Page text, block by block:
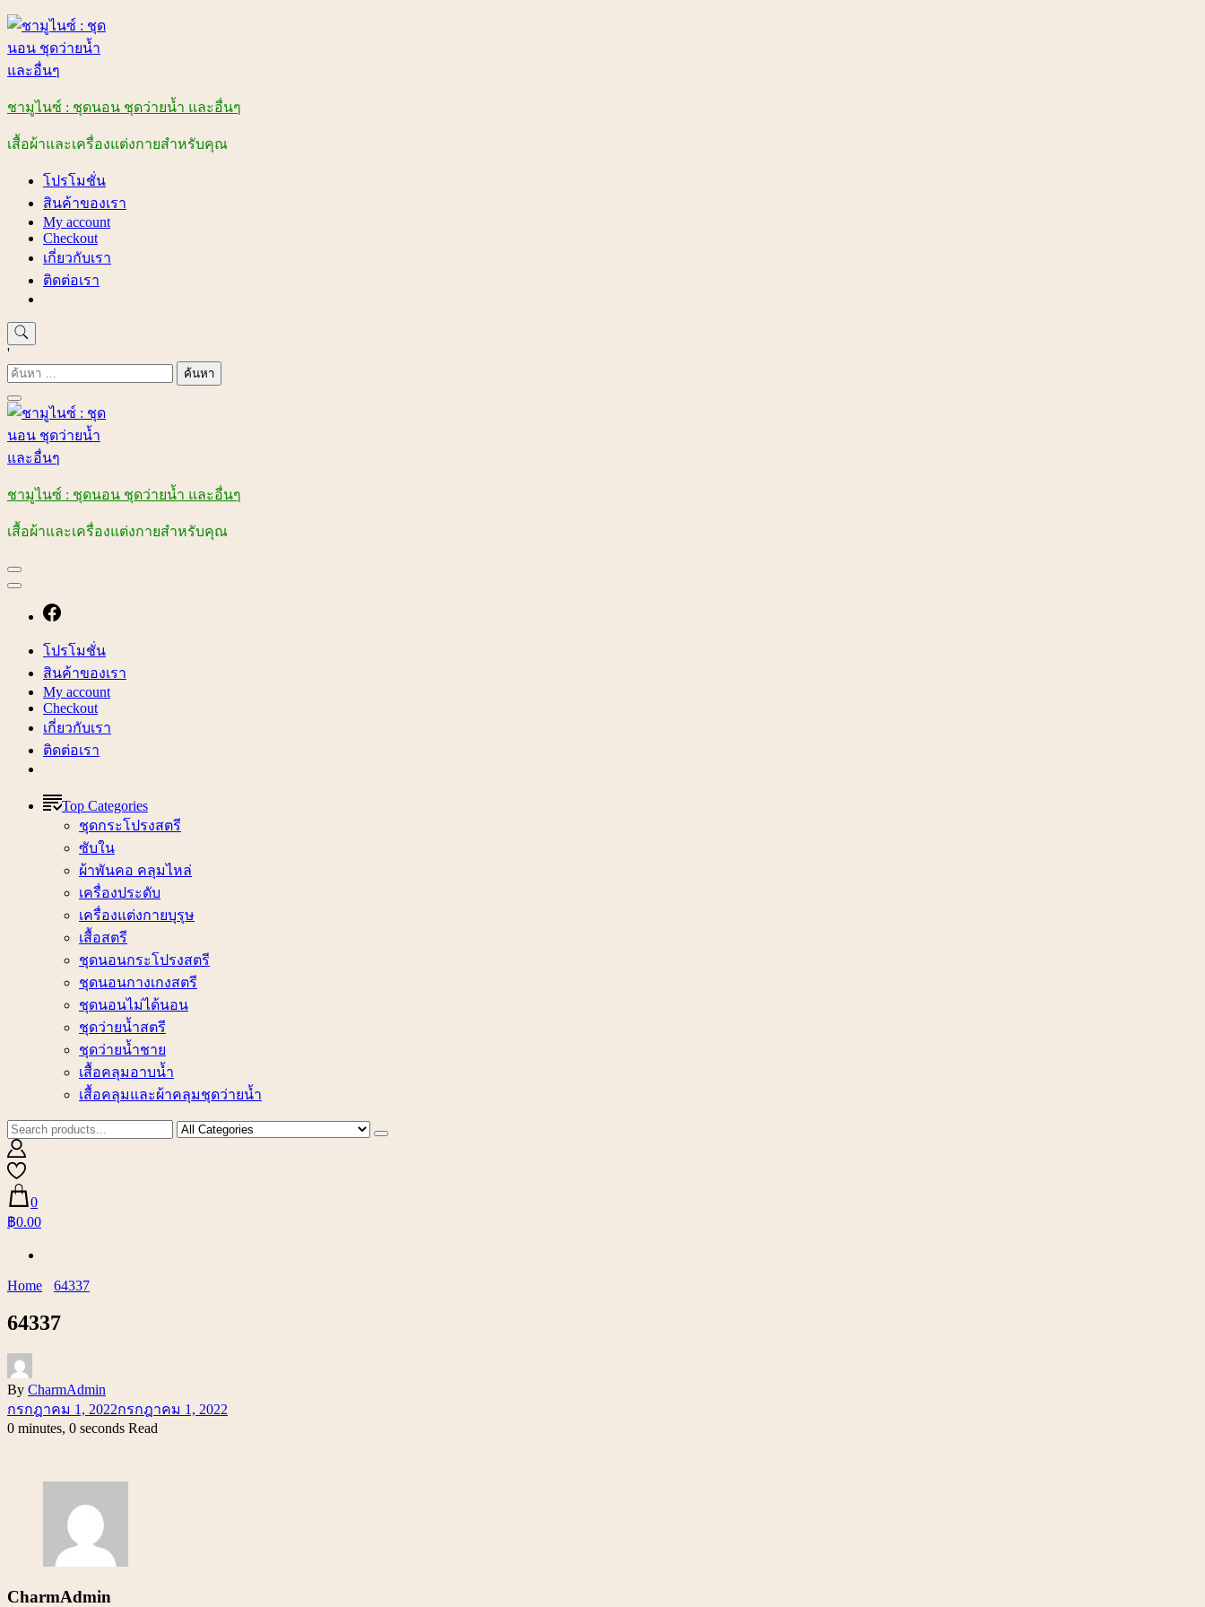
Skip
content
ชามูไนซ์ : ชุดนอน ชุดว่ายน้ำ และอื่นๆ
เสื้อผ้าและเครื่องแต่งกายสำหรับคุณ
โปรโมชั่น
สินค้าของเรา
My account
Checkout
เกี่ยวกับเรา
ติดต่อเรา
'
ค้นหา
สำหรับ:
ชามูไนซ์ : ชุดนอน ชุดว่ายน้ำ และอื่นๆ
เสื้อผ้าและเครื่องแต่งกายสำหรับคุณ
โปรโมชั่น
สินค้าของเรา
My account
Checkout
เกี่ยวกับเรา
ติดต่อเรา
Top Categories
ชุดกระโปรงสตรี
ซับใน
ผ้าพันคอ คลุมไหล่
เครื่องประดับ
เครื่องแต่งกายบุรุษ
เสื้อสตรี
ชุดนอนกระโปรงสตรี
ชุดนอนกางเกงสตรี
ชุดนอนไม่ได้นอน
ชุดว่ายน้ำสตรี
ชุดว่ายน้ำชาย
เสื้อคลุมอาบน้ำ
เสื้อคลุมและผ้าคลุมชุดว่ายน้ำ
0
฿0.00
Home 64337
64337
By CharmAdmin
กรกฎาคม 1, 2022กรกฎาคม 1, 2022
0 minutes, 0 seconds Read
CharmAdmin